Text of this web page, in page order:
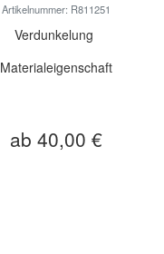
Artikelnummer: R811251
Verdunkelung
Materialeigenschaft
ab 40,00 €